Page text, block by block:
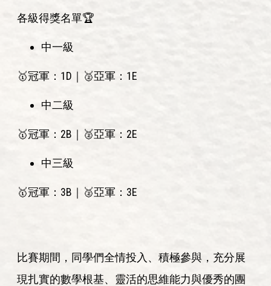
各級得獎名單🏆
中一級
🥇冠軍：1D｜🥈亞軍：1E
中二級
🥇冠軍：2B｜🥈亞軍：2E
中三級
🥇冠軍：3B｜🥈亞軍：3E
比賽期間，同學們全情投入、積極參與，充分展
現扎實的數學根基、靈活的思維能力與優秀的團